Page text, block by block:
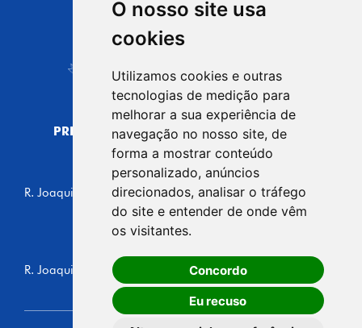
O nosso site usa
cookies
Utilizamos cookies e outras
tecnologias de medição para
melhorar a sua experiência de
navegação no nosso site, de
forma a mostrar conteúdo
personalizado, anúncios
direcionados, analisar o tráfego
do site e entender de onde vêm
os visitantes.
Concordo
Eu recuso
CIDADE DE
Carapicuíba
PREFEITURA MUNICIPAL DE CARAPICUÍBA
CNPJ: 44.892.693/0001-40
CENTRO ADMINISTRATIVO
R. Joaquim das Neves, 211 - Vila Caldas, Carapicuíba/SP
CEP: 06310-030, Brasil
Telefone: 4164-5500
GABINETE DO PREFEITO
R. Joaquim das Neves, 205 - Vila Caldas, Carapicuíba/SP
CEP: 06310-030, Brasil